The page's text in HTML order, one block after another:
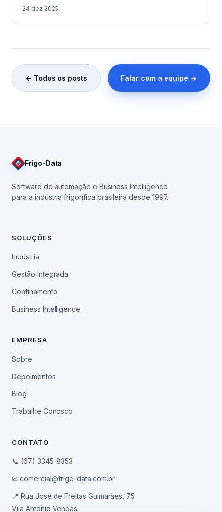
24 dez 2025
← Todos os posts Falar com a equipe →
Frigo-Data
Software de automação e Business Intelligence
para a indústria frigorífica brasileira desde 1997.
SOLUÇÕES
Indústria
Gestão Integrada
Confinamento
Business Intelligence
EMPRESA
Sobre
Depoimentos
Blog
Trabalhe Conosco
CONTATO
📞 (67) 3345-8353
✉ comercial@frigo-data.com.br
📍 Rua José de Freitas Guimarães, 75
Vila Antonio Vendas